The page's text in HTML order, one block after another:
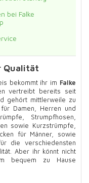
bei Falke
Qualität
bekommt ihr im Falke
vertreibt bereits seit
gehört mittlerweile zu
Damen, Herren und
Strumpfhosen,
sowie Kurzstrümpfe,
für Männer, sowie
die verschiedensten
Aber ihr könnt nicht
bequem zu Hause